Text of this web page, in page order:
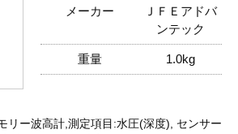
メーカー
ＪＦＥアドバ
ンテック
重量 1.0kg
リー波高計,測定項目:水圧(深度), センサー